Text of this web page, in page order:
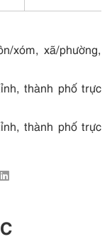
xóm, xã/phường,
thành phố trực
thành phố trực